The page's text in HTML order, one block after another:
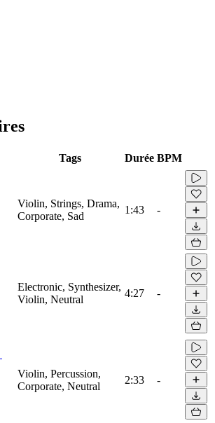
Tags Durée BPM
Violin, Strings, Drama,
Corporate, Sad
1:43 -
Electronic, Synthesizer,
Violin, Neutral
4:27 -
Violin, Percussion,
Corporate, Neutral
2:33 -